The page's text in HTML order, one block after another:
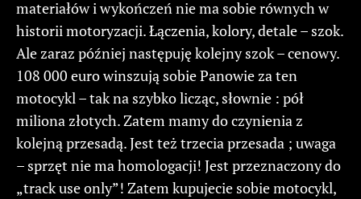
materiałów i wykończeń nie ma sobie równych w
historii motoryzacji. Łączenia, kolory, detale – szok.
Ale zaraz później następuję kolejny szok – cenowy.
108 000 euro winszują sobie Panowie za ten
motocykl – tak na szybko licząc, słownie : pół
miliona złotych. Zatem mamy do czynienia z
kolejną przesadą. Jest też trzecia przesada ; uwaga
– sprzęt nie ma homologacji! Jest przeznaczony do
„track use only”! Zatem kupujecie sobie motocykl,